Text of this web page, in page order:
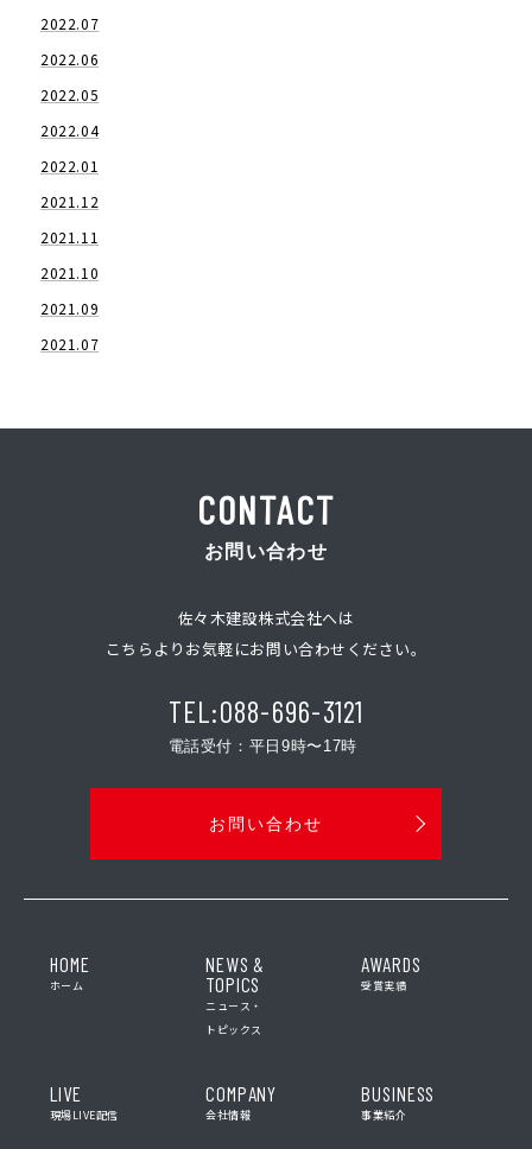
2022.07
2022.06
2022.05
2022.04
2022.01
2021.12
2021.11
2021.10
2021.09
2021.07
CONTACT
お問い合わせ
佐々木建設株式会社へは
こちらよりお気軽にお問い合わせください。
TEL:088-696-3121
電話受付：平日9時〜17時
お問い合わせ
HOME
ホーム
NEWS &
TOPICS
ニュース・
トピックス
AWARDS
受賞実績
LIVE
現場LIVE配信
COMPANY
会社情報
BUSINESS
事業紹介